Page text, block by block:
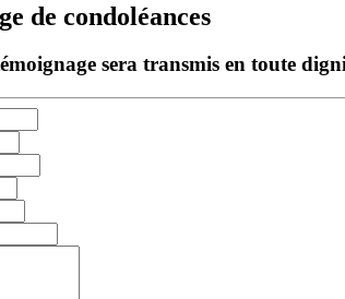
de condoléances
sera transmis en toute